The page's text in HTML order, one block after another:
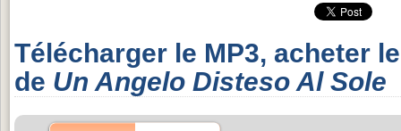
Télécharger le MP3, acheter
de Un Angelo Disteso Al Sole